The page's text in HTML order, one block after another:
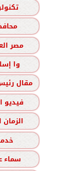
مصر
وا
مقال
فيديو
الزمان
سماء